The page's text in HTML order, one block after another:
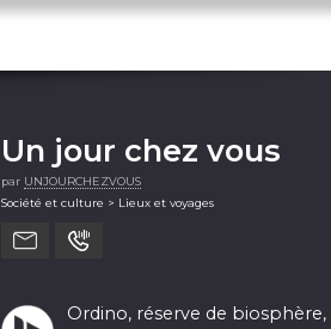
Un jour chez vous
par UNJOURCHEZVOUS
Société et culture > Lieux et voyages
Ordino, réserve de biosphère,